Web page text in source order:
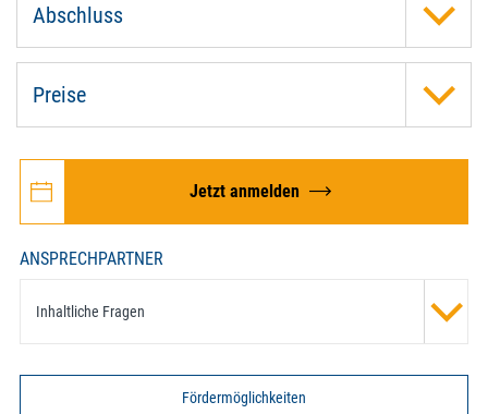
Abschluss
Preise
Jetzt anmelden
ANSPRECHPARTNER
Inhaltliche Fragen
Fördermöglichkeiten